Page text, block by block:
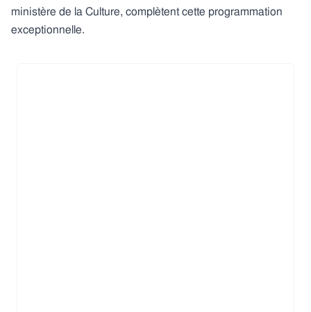
ministère de la Culture, complètent cette programmation
exceptionnelle.